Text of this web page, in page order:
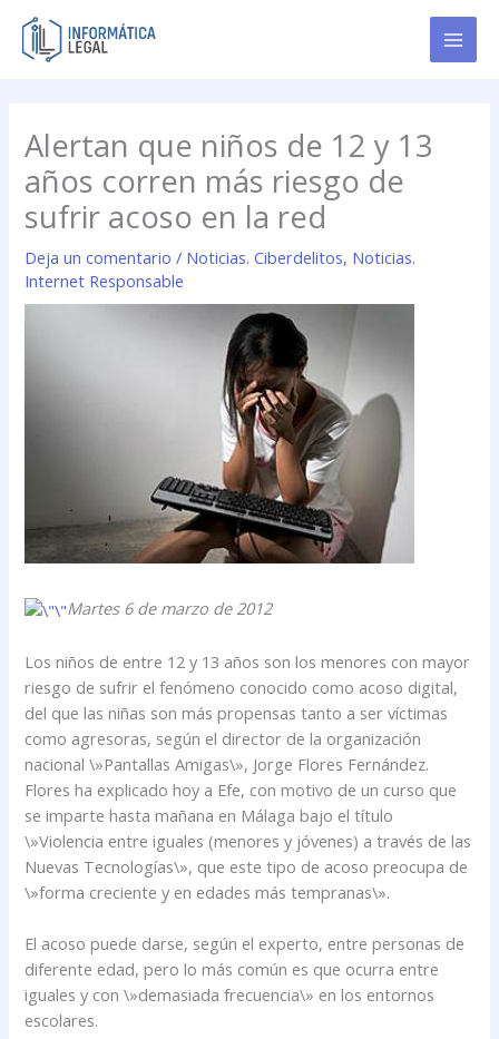
contenido
Alertan que niños de 12 y 13
años corren más riesgo de
sufrir acoso en la red
Deja un comentario / Noticias. Ciberdelitos, Noticias.
Internet Responsable
Martes 6 de marzo de 2012
Los niños de entre 12 y 13 años son los menores con mayor
riesgo de sufrir el fenómeno conocido como acoso digital,
del que las niñas son más propensas tanto a ser víctimas
como agresoras, según el director de la organización
nacional \»Pantallas Amigas\», Jorge Flores Fernández.
Flores ha explicado hoy a Efe, con motivo de un curso que
se imparte hasta mañana en Málaga bajo el título
\»Violencia entre iguales (menores y jóvenes) a través de las
Nuevas Tecnologías\», que este tipo de acoso preocupa de
\»forma creciente y en edades más tempranas\».
El acoso puede darse, según el experto, entre personas de
diferente edad, pero lo más común es que ocurra entre
iguales y con \»demasiada frecuencia\» en los entornos
escolares.